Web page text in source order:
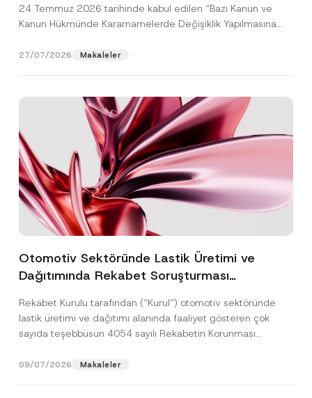
24 Temmuz 2026 tarihinde kabul edilen “Bazı Kanun ve
Kanun Hükmünde Kararnamelerde Değişiklik Yapılmasına
27/07/2026 Makaleler
Otomotiv Sektöründe Lastik Üretimi ve
Dağıtımında Rekabet Soruşturması
Cezasına Hükmedilmiştir
Rekabet Kurulu tarafından (“Kurul”) otomotiv sektöründe
lastik üretimi ve dağıtımı alanında faaliyet gösteren çok
sayıda teşebbüsün 4054 sayılı Rekabetin Korunması
09/07/2026 Makaleler